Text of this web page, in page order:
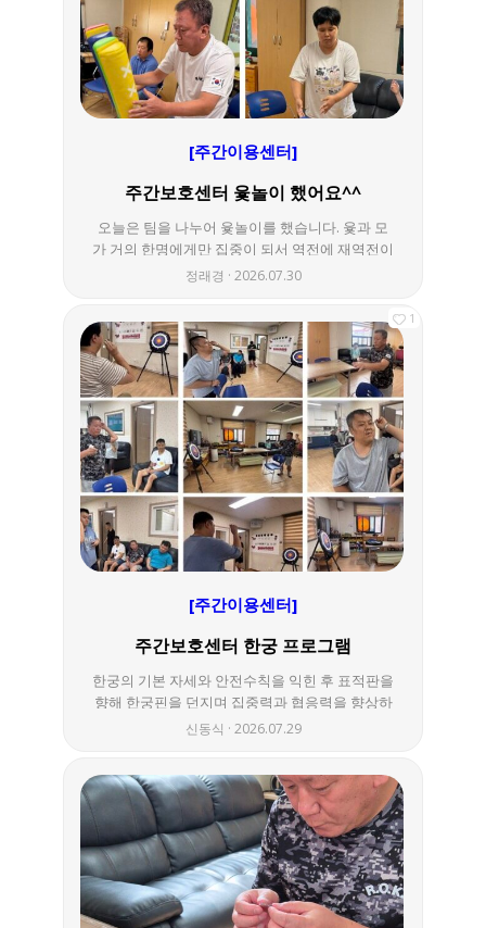
복지관 사례지원팀으로 문의해주세요 (043-883-
2900)
[주간이용센터]
주간보호센터 윷놀이 했어요^^
오늘은 팀을 나누어 윷놀이를 했습니다. 윷과 모
가 거의 한명에게만 집중이 되서 역전에 재역전이
되면서 긴장감을 늦출 수 없었답니다. ㅎㅎ 오늘
정래경 2026.07.30
[주간이용센터]
주간보호센터 한궁 프로그램
한궁의 기본 자세와 안전수칙을 익힌 후 표적판을
향해 한궁핀을 던지며 집중력과 협응력을 향상하
는 활동을 진행하였습니다. 참여자들이 서로 응원
신동식 2026.07.29
1